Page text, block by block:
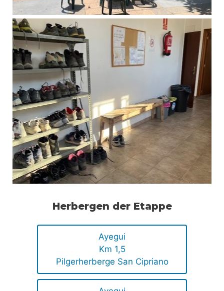
Herbergen der Etappe
Ayegui
Km 1,5
Pilgerherberge San Cipriano